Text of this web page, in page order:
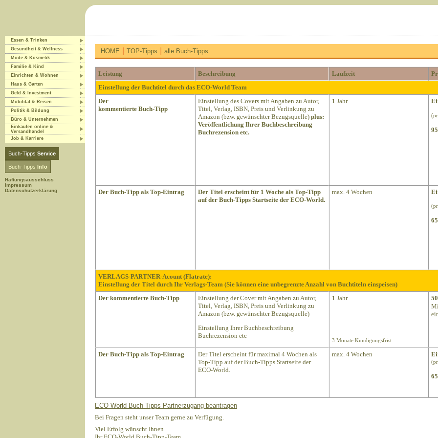
Essen & Trinken
Gesundheit & Wellness
Mode & Kosmetik
Familie & Kind
Einrichten & Wohnen
Haus & Garten
Geld & Investment
Mobilität & Reisen
Politik & Bildung
Büro & Unternehmen
Einkaufen online &
Versandhandel
Job & Karriere
Buch-Tipps Service
Buch-Tipps Info
Haftungsausschluss
Impressum
Datenschutzerklärung
HOME | TOP-Tipps | alle Buch-Tipps
Leistung Beschreibung Laufzeit
Einstellung der Buchtitel durch das ECO-World Team
Der
kommentierte Buch-Tipp
Einstellung des Covers mit Angaben zu Autor,
Titel, Verlag, ISBN, Preis und Verlinkung zu
Amazon (bzw. gewünschter Bezugsquelle) plus:
Veröffentlichung Ihrer Buchbeschreibung
Buchrezension etc.
1 Jahr
(
Der Buch-Tipp als Top-Eintrag
Der Titel erscheint für 1 Woche als Top-Tipp
auf der Buch-Tipps Startseite der ECO-World.
max. 4 Wochen
VERLAGS-PARTNER-Acount (Flatrate):
Einstellung der Titel durch Ihr Verlags-Team (Sie können eine unbegrenzte Anzahl von Buchtiteln einspeisen)
Der kommentierte Buch-Tipp
Einstellung der Cover mit Angaben zu Autor,
Titel, Verlag, ISBN, Preis und Verlinkung zu
Amazon (bzw. gewünschter Bezugsquelle)
Einstellung Ihrer Buchbeschreibung
Buchrezension etc
1 Jahr
3 Monate Kündigungsfrist
Der Buch-Tipp als Top-Eintrag
Der Titel erscheint für maximal 4 Wochen als
Top-Tipp auf der Buch-Tipps Startseite der
ECO-World.
max. 4 Wochen
ECO-World Buch-Tipps-Partnerzugang beantragen
Bei Fragen steht unser Team gerne zu Verfügung.
Viel Erfolg wünscht Ihnen